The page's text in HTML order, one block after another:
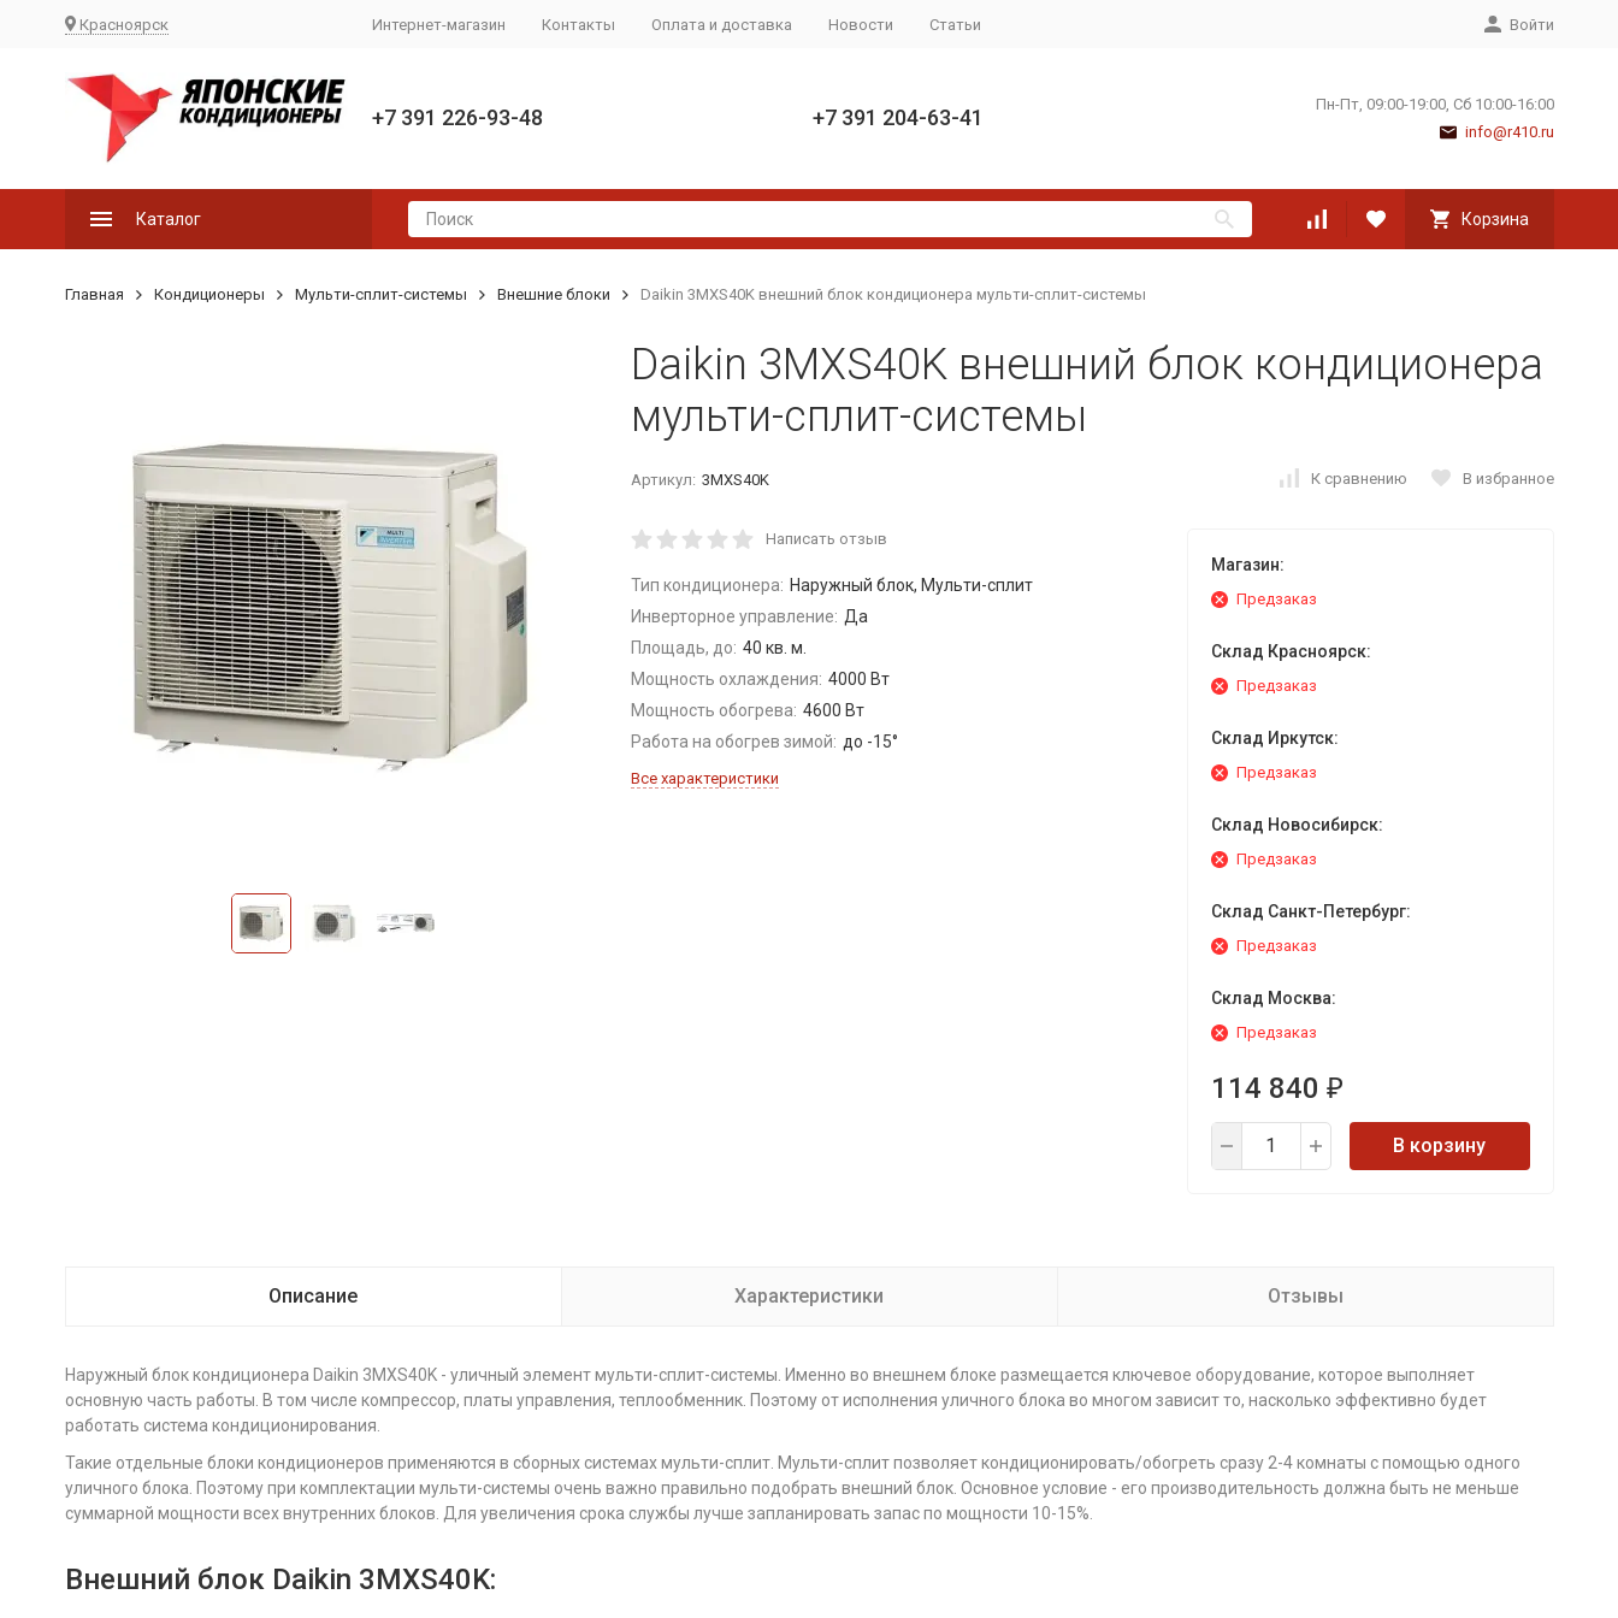
Красноярск Интернет-магазин Контакты Оплата и доставка Новости Статьи Войти
+7 391 226-93-48 +7 391 204-63-41
Пн-Пт, 09:00-19:00, Сб 10:00-16:00
info@r410.ru
Каталог Корзина
Главная Кондиционеры Мульти-сплит-системы Внешние блоки Daikin 3MXS40K внешний блок кондиционера мульти-сплит-системы
Daikin 3MXS40K внешний блок кондиционера
мульти-сплит-системы
Артикул: 3MXS40K К сравнению В избранное
Написать отзыв
Тип кондиционера: Наружный блок, Мульти-сплит
Инверторное управление: Да
Площадь, до: 40 кв. м.
Мощность охлаждения: 4000 Вт
Мощность обогрева: 4600 Вт
Работа на обогрев зимой: до -15°
Все характеристики
Магазин:
Предзаказ
Склад Красноярск:
Предзаказ
Склад Иркутск:
Предзаказ
Склад Новосибирск:
Предзаказ
Склад Санкт-Петербург:
Предзаказ
Склад Москва:
Предзаказ
114 840 ₽
В корзину
Описание Характеристики Отзывы
Наружный блок кондиционера Daikin 3MXS40K - уличный элемент мульти-сплит-системы. Именно во внешнем блоке размещается ключевое оборудование, которое выполняет
основную часть работы. В том числе компрессор, платы управления, теплообменник. Поэтому от исполнения уличного блока во многом зависит то, насколько эффективно будет
работать система кондиционирования.
Такие отдельные блоки кондиционеров применяются в сборных системах мульти-сплит. Мульти-сплит позволяет кондиционировать/обогреть сразу 2-4 комнаты с помощью одного
уличного блока. Поэтому при комплектации мульти-системы очень важно правильно подобрать внешний блок. Основное условие - его производительность должна быть не меньше
суммарной мощности всех внутренних блоков. Для увеличения срока службы лучше запланировать запас по мощности 10-15%.
Внешний блок Daikin 3MXS40K: